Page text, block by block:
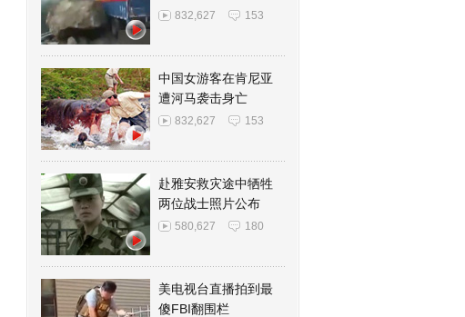
832,627 153
中国女游客在肯尼亚
遭河马袭击身亡
832,627 153
赴雅安救灾途中牺牲
两位战士照片公布
580,627 180
美电视台直播拍到最
傻FBI翻围栏